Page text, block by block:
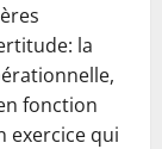
la
fonction
exercice qui